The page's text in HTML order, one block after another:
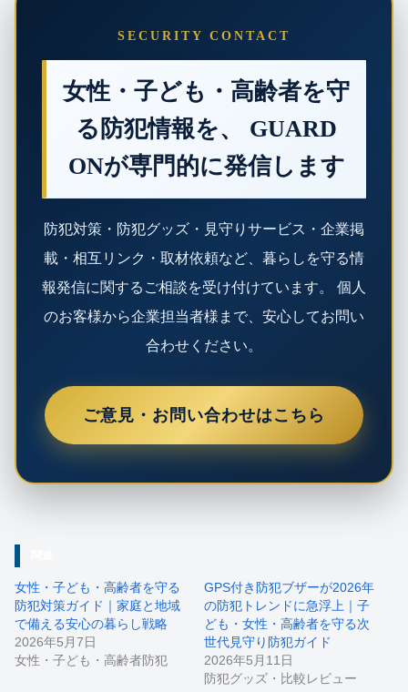
SECURITY CONTACT
女性・子ども・高齢者を守
る防犯情報を、 GUARD
ONが専門的に発信します
防犯対策・防犯グッズ・見守りサービス・企業掲
載・相互リンク・取材依頼など、暮らしを守る情
報発信に関するご相談を受け付けています。 個人
のお客様から企業担当者様まで、安心してお問い
合わせください。
ご意見・お問い合わせはこちら
女性・子ども・高齢者を守る
防犯対策ガイド｜家庭と地域
で備える安心の暮らし戦略
2026年5月7日
女性・子ども・高齢者防犯
GPS付き防犯ブザーが2026年
の防犯トレンドに急浮上｜子
ども・女性・高齢者を守る次
世代見守り防犯ガイド
2026年5月11日
防犯グッズ・比較レビュー